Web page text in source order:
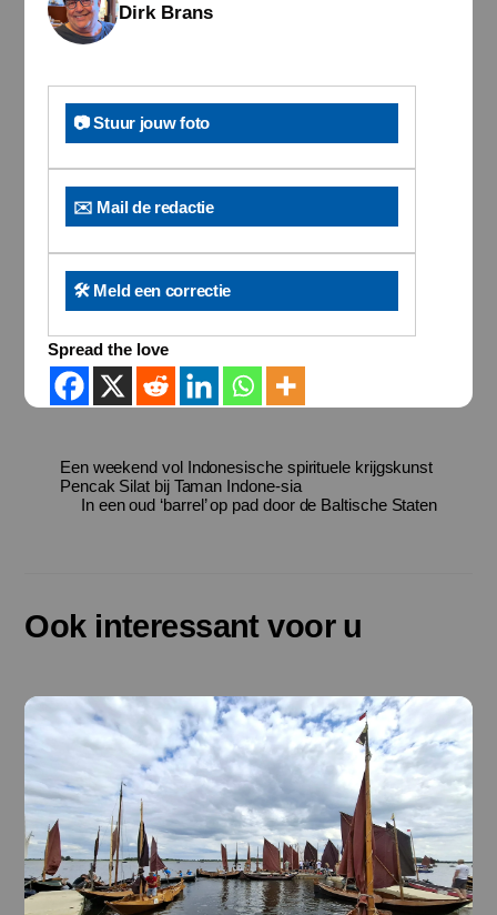
Dirk Brans
📷 Stuur jouw foto
✉️ Mail de redactie
🛠️ Meld een correctie
Spread the love
Een weekend vol Indonesische spirituele krijgskunst
Pencak Silat bij Taman Indone-sia
In een oud ‘barrel’ op pad door de Baltische Staten
Ook interessant voor u